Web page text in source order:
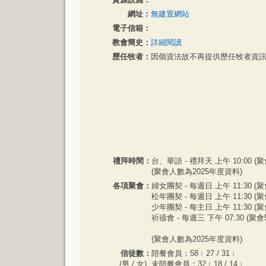
網址： 無建置網站
電子信箱：
教會簡史： 詳細閱讀
歷任牧者： 因個資法故不再提供歷任牧者資訊
禮拜時間： 台、華語 - 禮拜天 上午 10:00 (聚
(聚會人數為2025年度資料)
各項聚會： 婦女團契 - 每週日 上午 11:30 (聚
松年團契 - 每週日 上午 11:30 (聚
少年團契 - 每主日 上午 11:30 (聚
祈禱會 - 每週三 下午 07:30 (聚會
(聚會人數為2025年度資料)
信徒數：
(男 / 女)
陪餐會員：58﹙27 / 31﹚
未陪餐會員：32﹙18 / 14﹚